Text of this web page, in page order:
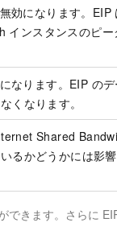
効になります。EIP
インスタンスのピー
なります。EIP のデ
くなります。
Shared
るかどうかには影
できます。さらに